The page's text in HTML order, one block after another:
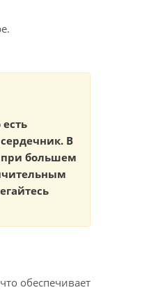
В
при большем
обеспечивает